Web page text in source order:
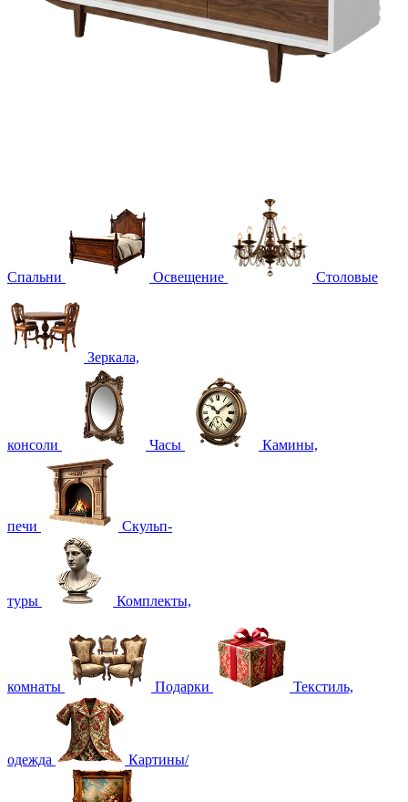
Спальни Освещение Столовые
Зеркала,
консоли Часы Камины,
печи Скульп-
туры Комплекты,
комнаты Подарки Текстиль,
одежда Картины/